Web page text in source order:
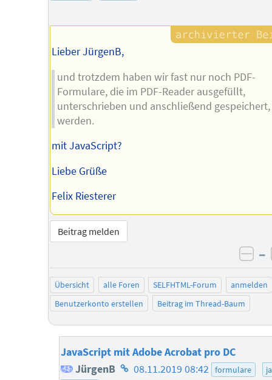
Lieber JürgenB,
und trotzdem haben wir fast nur noch PDF-
Formulare, die im PDF-Reader ausgefüllt,
unterschrieben und anschließend gespeichert,
werden.
mit JavaScript?
Liebe Grüße
Felix Riesterer
Beitrag melden
–
Übersicht alle Foren SELFHTML-Forum
anmelden
Benutzerkonto erstellen
Beitrag im Thread-Baum
JavaScript mit Adobe Acrobat pro DC
JürgenB Homepage
08.11.2019 08:42 formulare